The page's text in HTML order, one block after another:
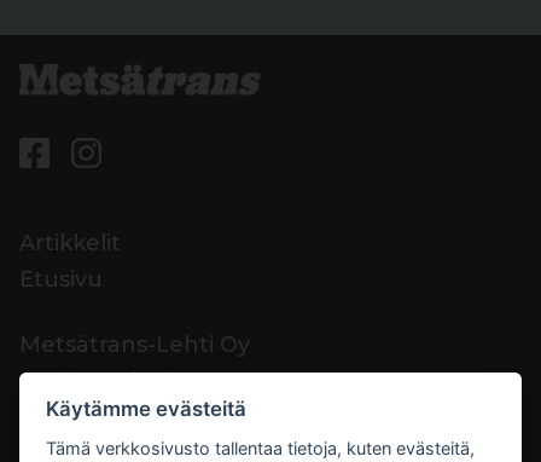
Artikkelit
Etusivu
Metsätrans-Lehti Oy
Asiakaspalvelu
Yhteystiedot
Palaute
Käytämme evästeitä
Tämä verkkosivusto tallentaa tietoja, kuten evästeitä,